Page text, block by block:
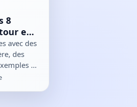
8
en
avec des
des
de